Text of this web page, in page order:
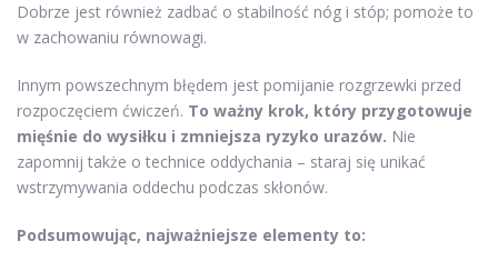
Dobrze jest również zadbać o stabilność nóg i stóp; pomoże to
w zachowaniu równowagi.
Innym powszechnym błędem jest pomijanie rozgrzewki przed
rozpoczęciem ćwiczeń. To ważny krok, który przygotowuje
mięśnie do wysiłku i zmniejsza ryzyko urazów. Nie
zapomnij także o technice oddychania – staraj się unikać
wstrzymywania oddechu podczas skłonów.
Podsumowując, najważniejsze elementy to: